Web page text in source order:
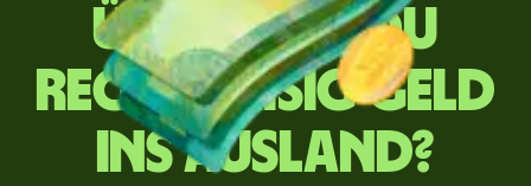
Überweist du
regelmäßig Geld
ins Ausland?